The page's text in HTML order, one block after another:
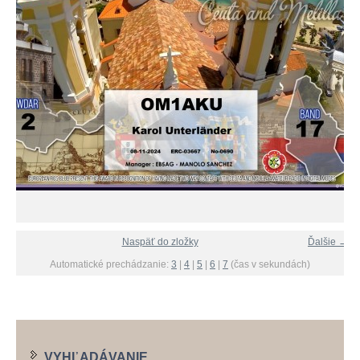
Ďalšie →
Naspäť do zložky
Automatické prechádzanie: 3 4 5 6 7 (čas v sekundách)
VYHĽADÁVANIE